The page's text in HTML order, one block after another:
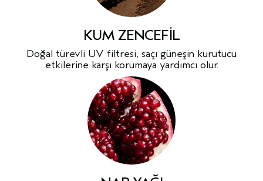
KUM ZENCEFIL
Doğal türevli UV filtresi, saçı güneşin kurutucu
etkilerine karşı korumaya yardımcı olur.